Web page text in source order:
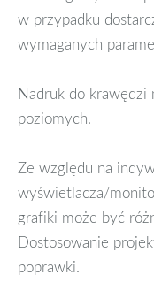
w przypadku
wymaganych
Nadruk do
poziomych.
Ze względu na
wyświetlacza/
grafiki może być
Dostosowanie
poprawki.